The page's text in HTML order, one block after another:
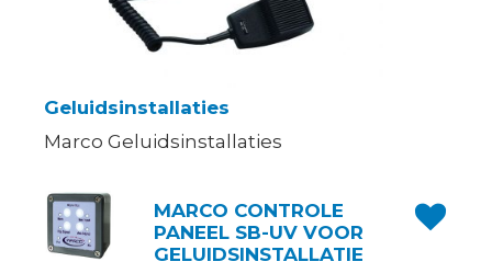
Geluidsinstallaties
Marco Geluidsinstallaties
MARCO CONTROLE
PANEEL SB-UV VOOR
GELUIDSINSTALLATIE